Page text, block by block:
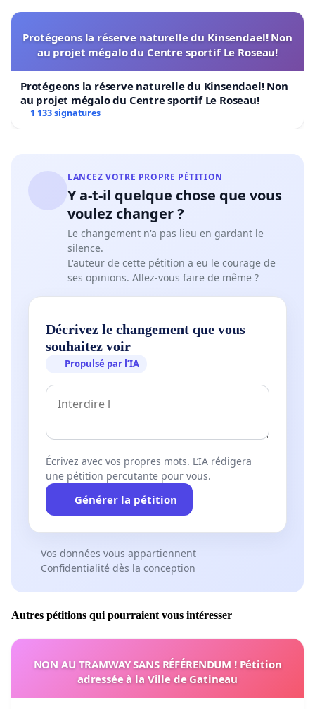
Protégeons la réserve naturelle du Kinsendael! Non
au projet mégalo du Centre sportif Le Roseau!
Protégeons la réserve naturelle du Kinsendael! Non
au projet mégalo du Centre sportif Le Roseau!
1 133 signatures
LANCEZ VOTRE PROPRE PÉTITION
Y a-t-il quelque chose que vous
voulez changer ?
Le changement n'a pas lieu en gardant le
silence.
L'auteur de cette pétition a eu le courage de
ses opinions. Allez-vous faire de même ?
Décrivez le changement que vous
souhaitez voir
Propulsé par l’IA
Écrivez avec vos propres mots. L’IA rédigera
une pétition percutante pour vous.
Générer la pétition
Vos données vous appartiennent
Confidentialité dès la conception
Autres pétitions qui pourraient vous intéresser
NON AU TRAMWAY SANS RÉFÉRENDUM ! Pétition
adressée à la Ville de Gatineau